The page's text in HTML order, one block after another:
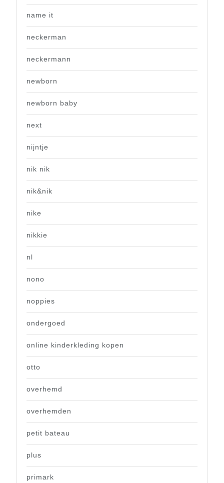
name it
neckerman
neckermann
newborn
newborn baby
next
nijntje
nik nik
nik&nik
nike
nikkie
nl
nono
noppies
ondergoed
online kinderkleding kopen
otto
overhemd
overhemden
petit bateau
plus
primark